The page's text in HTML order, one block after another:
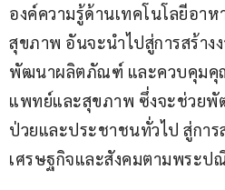
องค์ความรู้ด้านเทคโนโลยีอา
สุขภาพ อันจะนำไปสู่การสร้าง
พัฒนาผลิตภัณฑ์ และควบคุมคุ
แพทย์และสุขภาพ ซึ่งจะช่วย
ป่วยและประชาชนทั่วไป สู่การ
เศรษฐกิจและสังคมตามพระป